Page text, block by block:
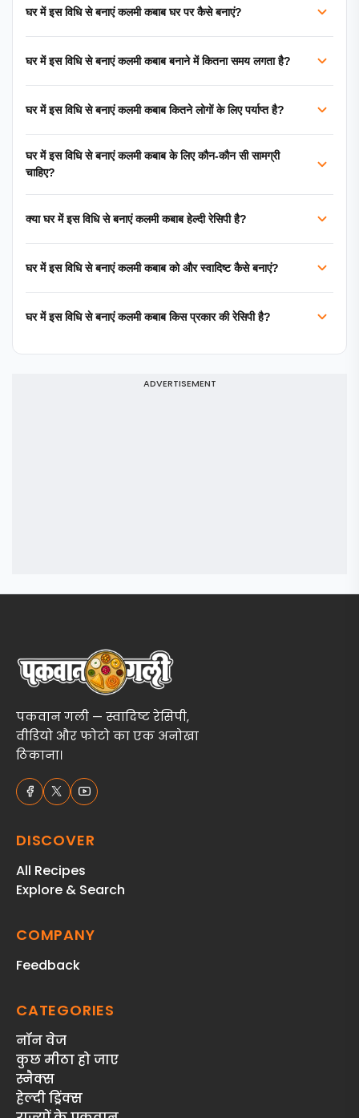
घर में इस विधि से बनाएं कलमी कबाब घर पर कैसे बनाएं?
घर में इस विधि से बनाएं कलमी कबाब बनाने में कितना समय लगता है?
घर में इस विधि से बनाएं कलमी कबाब कितने लोगों के लिए पर्याप्त है?
घर में इस विधि से बनाएं कलमी कबाब के लिए कौन-कौन सी सामग्री
चाहिए?
क्या घर में इस विधि से बनाएं कलमी कबाब हेल्दी रेसिपी है?
घर में इस विधि से बनाएं कलमी कबाब को और स्वादिष्ट कैसे बनाएं?
घर में इस विधि से बनाएं कलमी कबाब किस प्रकार की रेसिपी है?
ADVERTISEMENT
पकवान गली — स्वादिष्ट रेसिपी,
वीडियो और फोटो का एक अनोखा
ठिकाना।
DISCOVER
All Recipes
Explore & Search
COMPANY
Feedback
CATEGORIES
नॉन वेज
कुछ मीठा हो जाए
स्‍नैक्‍स
हेल्दी ड्रिंक्स